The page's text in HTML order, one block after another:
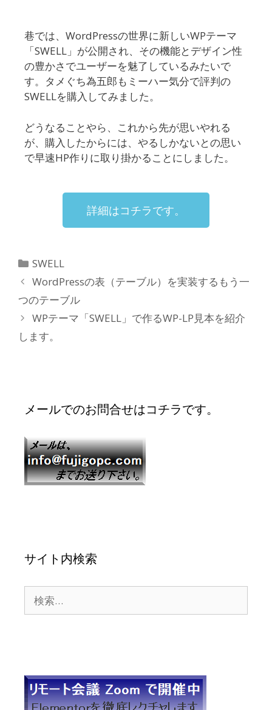
巷では、WordPressの世界に新しいWPテーマ
「SWELL」が公開され、その機能とデザイン性
の豊かさでユーザーを魅了しているみたいで
す。タメぐち為五郎もミーハー気分で評判の
SWELLを購入してみました。
どうなることやら、これから先が思いやれる
が、購入したからには、やるしかないとの思い
で早速HP作りに取り掛かることにしました。
詳細はコチラです。
SWELL
WordPressの表（テーブル）を実装するもう一
つのテーブル
WPテーマ「SWELL」で作るWP-LP見本を紹介
します。
メールでのお問合せはコチラです。
サイト内検索